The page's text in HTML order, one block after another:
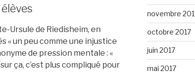
Ursule de Riedisheim, en
« un peu comme une injustice
de pression mentale : «
ça, c’est plus compliqué pour
novembre
octobre 2017
juin 2017
mai 2017